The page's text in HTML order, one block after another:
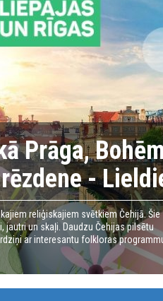
Prāga,
-
reliģiskajiem svētkiem Čehijā. Šie
jautri un skaļi. Daudzu Čehijas pilsētu
ar interesantu folkloras